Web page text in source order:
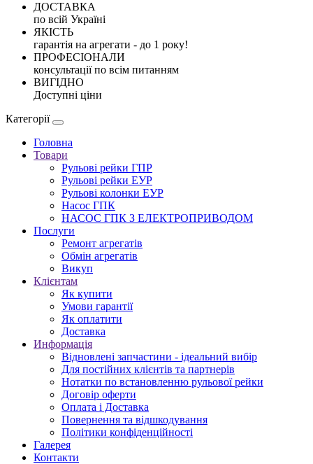
ДОСТАВКА
по всій Україні
ЯКІСТЬ
гарантія на агрегати - до 1 року!
ПРОФЕСІОНАЛИ
консультації по всім питанням
ВИГІДНО
Доступні ціни
Категорії
Головна
Товари
Рульові рейки ГПР
Рульові рейки ЕУР
Рульові колонки ЕУР
Насос ГПК
НАСОС ГПК З ЕЛЕКТРОПРИВОДОМ
Послуги
Ремонт агрегатів
Обмін агрегатів
Викуп
Клієнтам
Як купити
Умови гарантії
Як оплатити
Доставка
Информація
Відновлені запчастини - ідеальний вибір
Для постійних клієнтів та партнерів
Нотатки по встановленню рульової рейки
Договір оферти
Оплата і Доставка
Повернення та відшкодування
Політики конфіденційності
Галерея
Контакти